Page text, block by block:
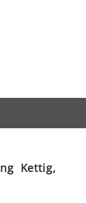
Kettig,